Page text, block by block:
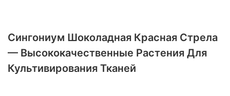
Сингониум Шоколадная Красная Стрела
— Высококачественные Растения Для
Культивирования Тканей